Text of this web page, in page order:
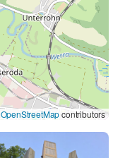
OpenStreetMapcontributors